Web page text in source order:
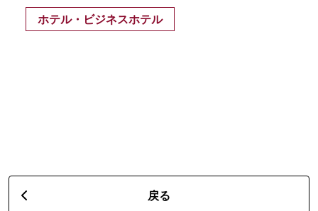
ホテル・ビジネスホテル
戻る